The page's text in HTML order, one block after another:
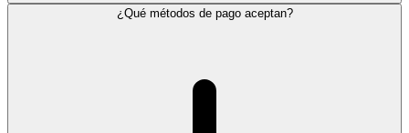
¿Qué métodos de pago aceptan?